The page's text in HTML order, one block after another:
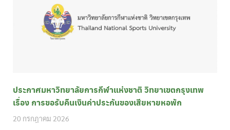
ประกาศมหาวิทยาลัยการกีฬาแห่งชาติ วิทยาเขตกรุงเทพ
เรื่อง การขอรับคืนเงินค่าประกันของเสียหายหอพัก
20 กรกฎาคม 2026